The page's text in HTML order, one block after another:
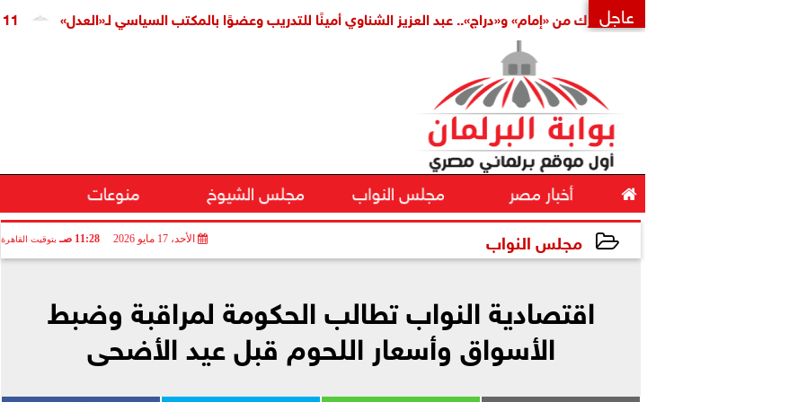
عاجل 11 عامًا على افتتاح قناة السويس الجديدة.. النائبة مروة قنصوة: رؤية الدولة حولت الممر الملاحي إلى مركز اقتصادي عالمي بتكليف مشترك من «إمام» و«دراج».. عبد العزيز الشناوي أمينًا للتدريب وعضوًا بالمكتب السياسي لـ«العدل»
 أخبار مصر مجلس النواب مجلس الشيوخ منوعات
مجلس النواب الأحد، 17 مايو 2026 11:28 صـ بتوقيت القاهرة
اقتصادية النواب تطالب الحكومة لمراقبة وضبط
الأسواق وأسعار اللحوم قبل عيد الأضحى